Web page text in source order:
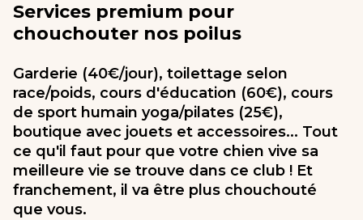
Services premium pour
chouchouter nos poilus
Garderie (40€/jour), toilettage selon
race/poids, cours d'éducation (60€), cours
de sport humain yoga/pilates (25€),
boutique avec jouets et accessoires... Tout
ce qu'il faut pour que votre chien vive sa
meilleure vie se trouve dans ce club ! Et
franchement, il va être plus chouchouté
que vous.